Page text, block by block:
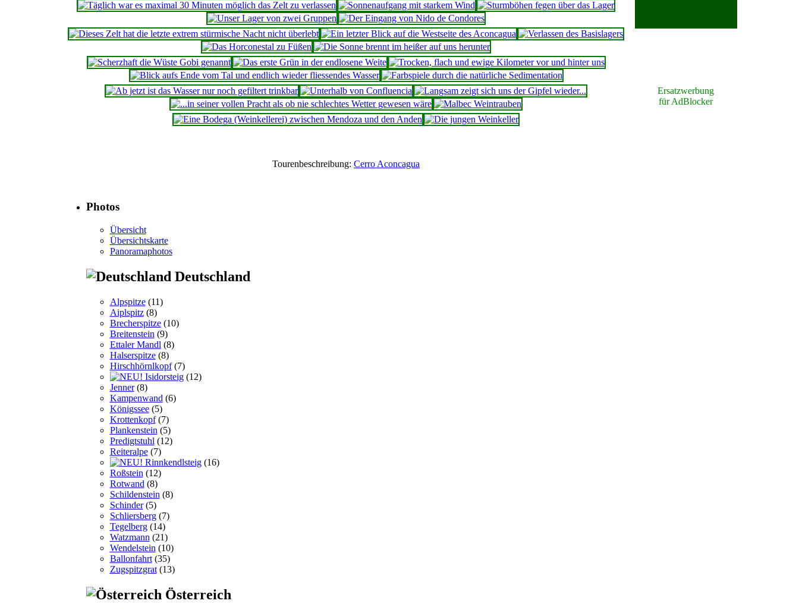
Ersatzwerbung
für AdBlocker
Tourenbeschreibung: Cerro Aconcagua
Photos
Übersicht
Übersichtskarte
Panoramaphotos
Deutschland
Alpspitze(11)
Aiplspitz(8)
Brecherspitze(10)
Breitenstein (9)
Ettaler Mandl (8)
Halserspitze(8)
Hirschhörnlkopf(7)
Isidorsteig(12)
Jenner(8)
Kampenwand (6)
Königssee(5)
Krottenkopf(7)
Plankenstein (5)
Predigtstuhl (12)
Reiteralpe(7)
Rinnkendlsteig(16)
Roßstein (12)
Rotwand (8)
Schildenstein (8)
Schinder(5)
Schliersberg(7)
Tegelberg(14)
Watzmann (21)
Wendelstein (10)
Ballonfahrt(35)
Zugspitzgrat(13)
Österreich